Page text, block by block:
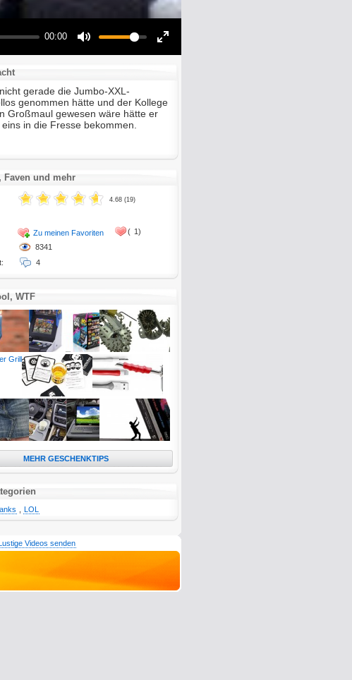
00:00
gerade die Jumbo-XXL-
genommen hätte und der Kollege
Großmaul gewesen wäre hätte er
in die Fresse bekommen.
Faven und mehr
4.68 (19)
Zu meinen Favoriten
8341
4
( 1)
WTF
MEHR GESCHENKTIPS
LOL
Videos senden